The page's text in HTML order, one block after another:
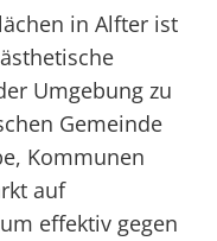
in Alfter ist
Umgebung zu
Gemeinde
Kommunen
auf
effektiv gegen